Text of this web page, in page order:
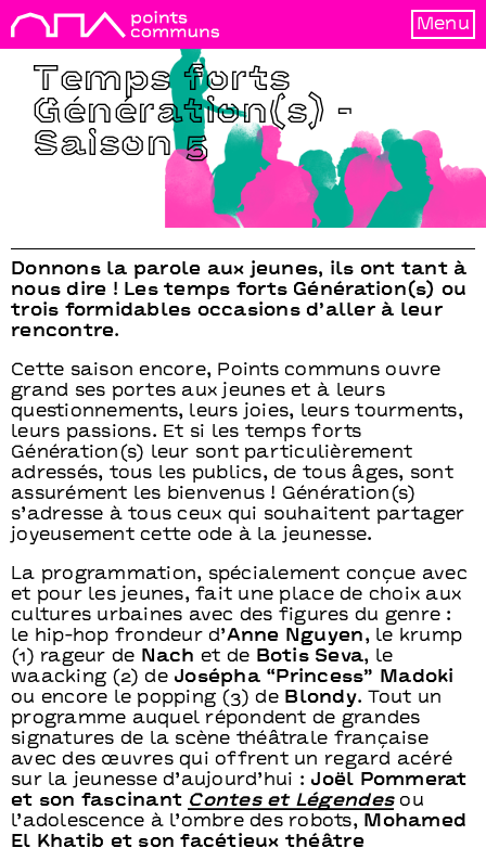
Menu
Temps forts
Génération(s) -
Saison 5
Donnons la parole aux jeunes, ils ont tant à
nous dire ! Les temps forts Génération(s) ou
trois formidables occasions d’aller à leur
rencontre.
Cette saison encore, Points communs ouvre
grand ses portes aux jeunes et à leurs
questionnements, leurs joies, leurs tourments,
leurs passions. Et si les temps forts
Génération(s) leur sont particulièrement
adressés, tous les publics, de tous âges, sont
assurément les bienvenus ! Génération(s)
s’adresse à tous ceux qui souhaitent partager
joyeusement cette ode à la jeunesse.
La programmation, spécialement conçue avec
et pour les jeunes, fait une place de choix aux
cultures urbaines avec des figures du genre :
le hip-hop frondeur d’Anne Nguyen, le krump
(1) rageur de
Nach et de Botis Seva, le
waacking (2) de Josépha “Princess” Madoki
ou encore le popping (3) de Blondy. Tout un
programme auquel répondent de grandes
signatures de la scène théâtrale française
avec des œuvres qui offrent un regard acéré
sur la jeunesse d’aujourd’hui : Joël Pommerat
et son fascinant Contes et Légendesou
l’adolescence à l’ombre des robots,
Mohamed
El Khatib et son facétieux théâtre